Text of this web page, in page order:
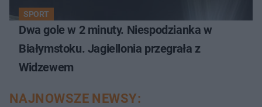
SPORT
Dwa gole w 2 minuty. Niespodzianka w
Białymstoku. Jagiellonia przegrała z
Widzewem
NAJNOWSZE NEWSY: